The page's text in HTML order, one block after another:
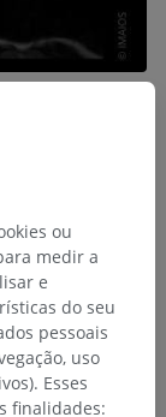
ou
medir a
e
do seu
pessoais
uso
Esses
finalidades: